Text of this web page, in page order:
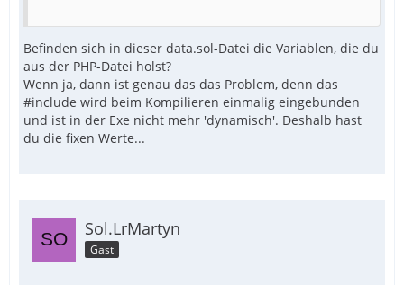
Befinden sich in dieser data.sol-Datei die Variablen, die du
aus der PHP-Datei holst?
Wenn ja, dann ist genau das das Problem, denn das
#include wird beim Kompilieren einmalig eingebunden
und ist in der Exe nicht mehr 'dynamisch'. Deshalb hast
du die fixen Werte...
Sol.LrMartyn
Gast